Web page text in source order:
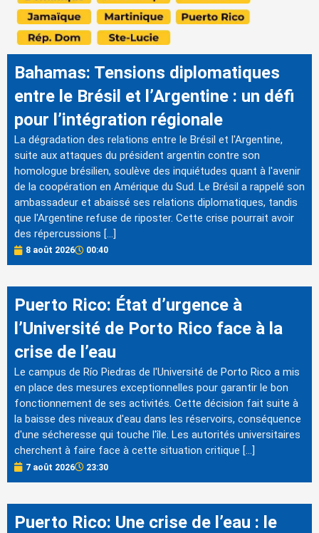
Bahamas: Tensions diplomatiques
entre le Brésil et l’Argentine : un défi
pour l’intégration régionale
La dégradation des relations entre le Brésil et l'Argentine,
suite aux attaques du président argentin contre son
homologue brésilien, soulève des inquiétudes quant à l'avenir
de la coopération en Amérique du Sud. Le Brésil a rappelé son
ambassadeur et abaissé ses relations diplomatiques, tandis
que l'Argentine refuse de riposter. Cette crise pourrait avoir
des répercussions […]
8 août 2026 00:40
Puerto Rico: État d’urgence à
l’Université de Porto Rico face à la
crise de l’eau
Le campus de Río Piedras de l'Université de Porto Rico a mis
en place des mesures exceptionnelles pour garantir le bon
fonctionnement de ses activités. Cette décision fait suite à
la baisse des niveaux d'eau dans les réservoirs, conséquence
d'une sécheresse qui touche l'île. Les autorités universitaires
cherchent à faire face à cette situation critique […]
7 août 2026 23:30
Puerto Rico: Une crise de l’eau : le